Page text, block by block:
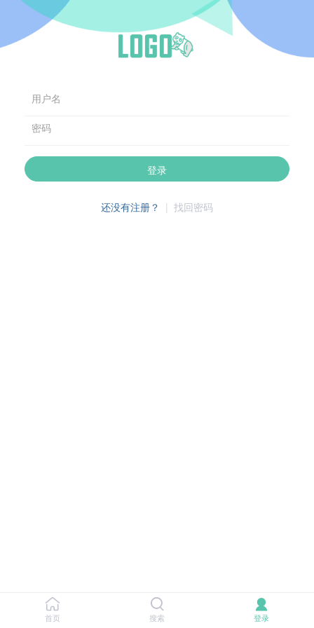
用户名
密码
登录
还没有注册？ | 找回密码
首页 搜索 登录